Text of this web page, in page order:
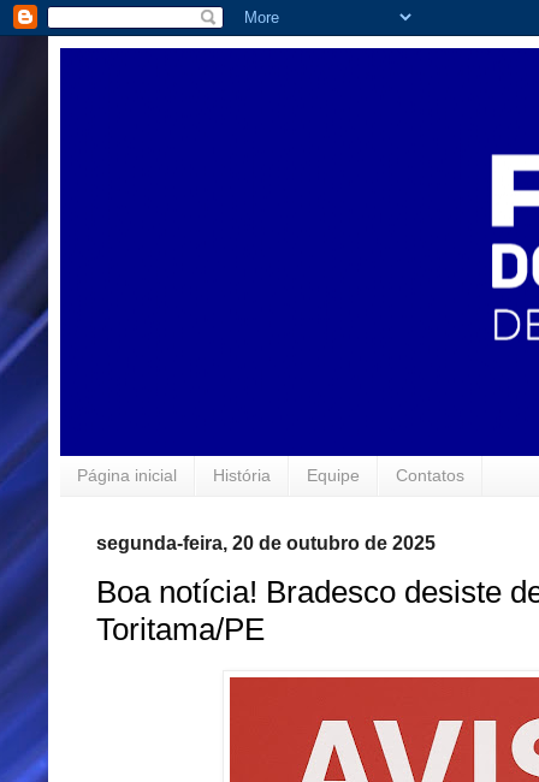
Página inicial História Equipe Contatos
segunda-feira, 20 de outubro de 2025
Boa notícia! Bradesco desiste
Toritama/PE